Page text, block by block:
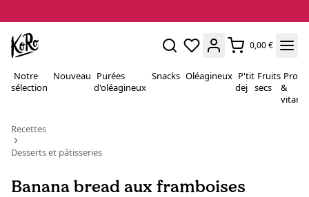
0,00 €
Notre
sélection
Nouveau Purées
d'oléagineux
Snacks Oléagineux P'tit
dej
Fruits
secs
&
Recettes
Desserts et pâtisseries
Banana bread aux framboises